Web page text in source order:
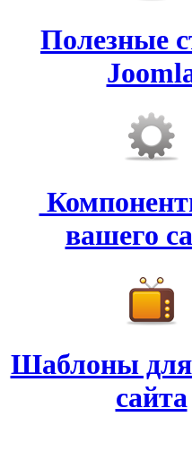
Полезные
вашего
Шаблоны
сайта